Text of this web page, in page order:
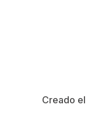
Creado el